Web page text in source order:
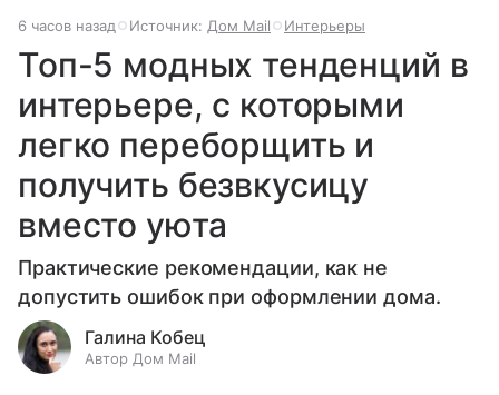
6 часов назад Источник: Дом Mail Интерьеры
Топ-5 модных тенденций в
интерьере, с которыми
легко переборщить и
получить безвкусицу
вместо уюта
Практические рекомендации, как не
допустить ошибок при оформлении дома.
Галина Кобец
Автор Дом Mail